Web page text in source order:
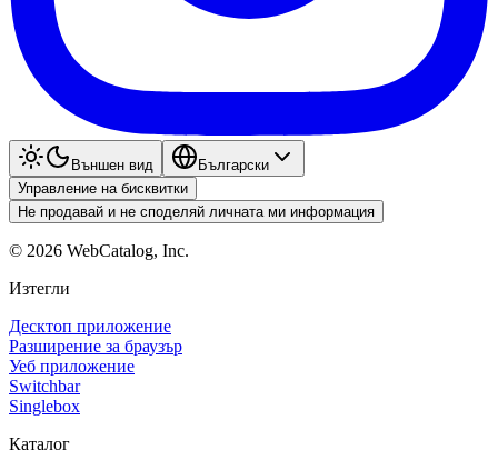
Външен вид
Български
Управление на бисквитки
Не продавай и не споделяй личната ми информация
© 2026 WebCatalog, Inc.
Изтегли
Десктоп приложение
Разширение за браузър
Уеб приложение
Switchbar
Singlebox
Каталог